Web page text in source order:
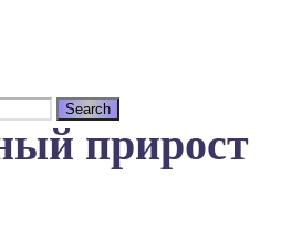
прирост